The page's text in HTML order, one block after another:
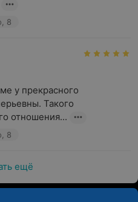
8
у прекрасного
Такого
отношения...
8
ещё